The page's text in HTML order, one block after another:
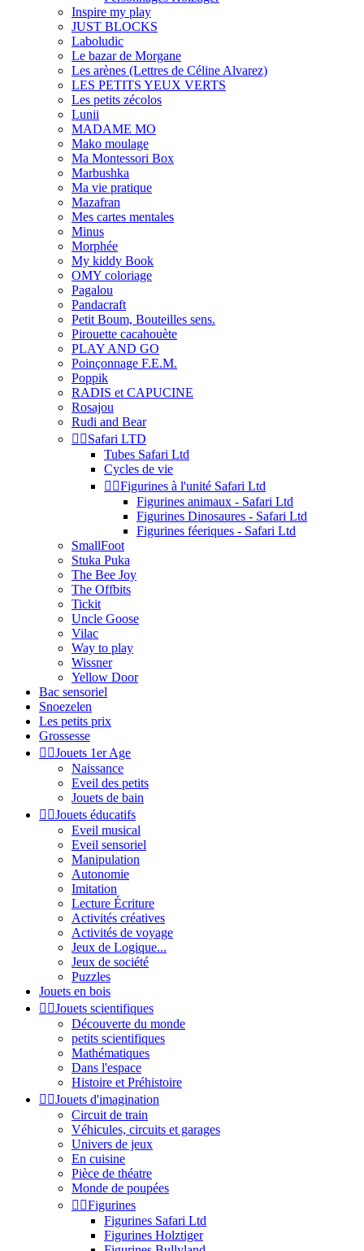
Inspire my play
JUST BLOCKS
Laboludic
Le bazar de Morgane
Les arènes (Lettres de Céline Alvarez)
LES PETITS YEUX VERTS
Les petits zécolos
Lunii
MADAME MO
Mako moulage
Ma Montessori Box
Marbushka
Ma vie pratique
Mazafran
Mes cartes mentales
Minus
Morphée
My kiddy Book
OMY coloriage
Pagalou
Pandacraft
Petit Boum, Bouteilles sens.
Pirouette cacahouète
PLAY AND GO
Poinçonnage F.E.M.
Poppik
RADIS et CAPUCINE
Rosajou
Rudi and Bear
 Safari LTD
Tubes Safari Ltd
Cycles de vie
 Figurines à l'unité Safari Ltd
Figurines animaux - Safari Ltd
Figurines Dinosaures - Safari Ltd
Figurines féeriques - Safari Ltd
SmallFoot
Stuka Puka
The Bee Joy
The Offbits
Tickit
Uncle Goose
Vilac
Way to play
Wissner
Yellow Door
Bac sensoriel
Snoezelen
Les petits prix
Grossesse
 Jouets 1er Age
Naissance
Eveil des petits
Jouets de bain
 Jouets éducatifs
Eveil musical
Eveil sensoriel
Manipulation
Autonomie
Imitation
Lecture Écriture
Activités créatives
Activités de voyage
Jeux de Logique...
Jeux de société
Puzzles
Jouets en bois
 Jouets scientifiques
Découverte du monde
petits scientifiques
Mathématiques
Dans l'espace
Histoire et Préhistoire
 Jouets d'imagination
Circuit de train
Véhicules, circuits et garages
Univers de jeux
En cuisine
Pièce de théatre
Monde de poupées
 Figurines
Figurines Safari Ltd
Figurines Holztiger